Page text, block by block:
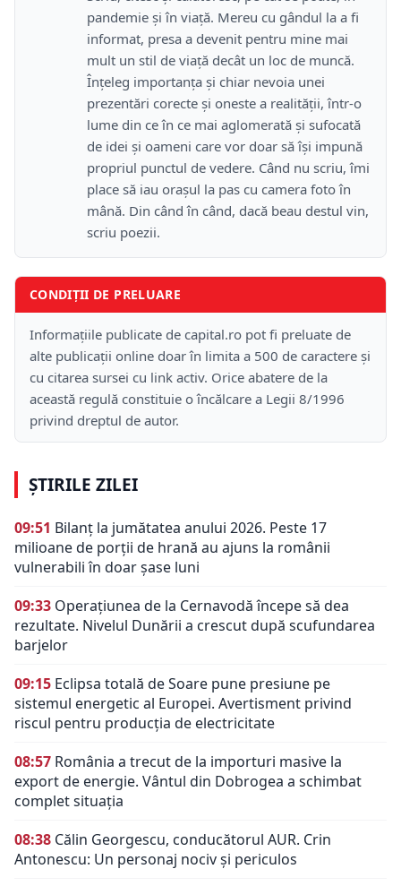
pandemie și în viață. Mereu cu gândul la a fi
informat, presa a devenit pentru mine mai
mult un stil de viață decât un loc de muncă.
Înțeleg importanța și chiar nevoia unei
prezentări corecte și oneste a realității, într-o
lume din ce în ce mai aglomerată și sufocată
de idei și oameni care vor doar să își impună
propriul punctul de vedere. Când nu scriu, îmi
place să iau orașul la pas cu camera foto în
mână. Din când în când, dacă beau destul vin,
scriu poezii.
CONDIȚII DE PRELUARE
Informațiile publicate de capital.ro pot fi preluate de
alte publicații online doar în limita a 500 de caractere și
cu citarea sursei cu link activ. Orice abatere de la
această regulă constituie o încălcare a Legii 8/1996
privind dreptul de autor.
ȘTIRILE ZILEI
09:51 Bilanț la jumătatea anului 2026. Peste 17
milioane de porții de hrană au ajuns la românii
vulnerabili în doar șase luni
09:33 Operațiunea de la Cernavodă începe să dea
rezultate. Nivelul Dunării a crescut după scufundarea
barjelor
09:15 Eclipsa totală de Soare pune presiune pe
sistemul energetic al Europei. Avertisment privind
riscul pentru producția de electricitate
08:57 România a trecut de la importuri masive la
export de energie. Vântul din Dobrogea a schimbat
complet situația
08:38 Călin Georgescu, conducătorul AUR. Crin
Antonescu: Un personaj nociv şi periculos